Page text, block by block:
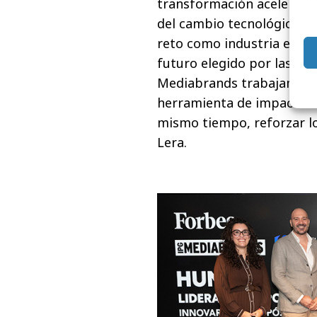
del cambio tecnológico
reto como industria es
futuro elegido por las
Mediabrands trabajamos
herramienta de impacto
mismo tiempo, reforzar
Lera.